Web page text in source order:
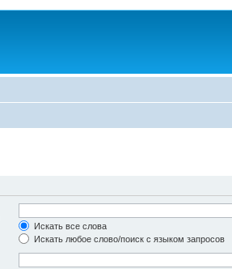
Искать все слова
Искать любое слово/поиск с языком запросов